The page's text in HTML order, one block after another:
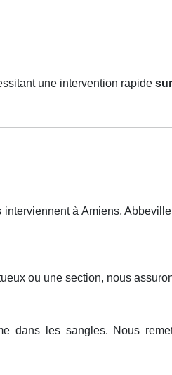
une intervention rapide
à Amiens,
ou une section, nous
dans les sangles. Nous